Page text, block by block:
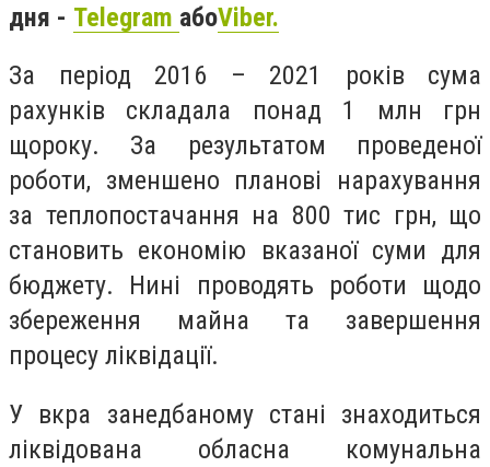
дня - Telegram абоViber.
За період 2016 – 2021 років сума
рахунків складала понад 1 млн грн
щороку. За результатом проведеної
роботи, зменшено планові нарахування
за теплопостачання на 800 тис грн, що
становить економію вказаної суми для
бюджету. Нині проводять роботи щодо
збереження майна та завершення
процесу ліквідації.
У вкра занедбаному стані знаходиться
ліквідована обласна комунальна